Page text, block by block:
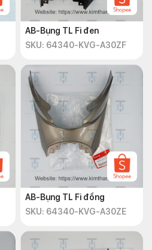
AB-Bụng TL Fi đen
SKU: 64340-KVG-A30ZF
AB-Bụng TL Fi đồng
SKU: 64340-KVG-A30ZE